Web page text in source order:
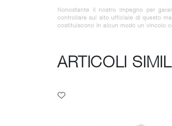
Nonostante il nostro impegno per
controllare sul sito ufficiale di questo
costituiscono in alcun modo un vincolo
ARTICOLI